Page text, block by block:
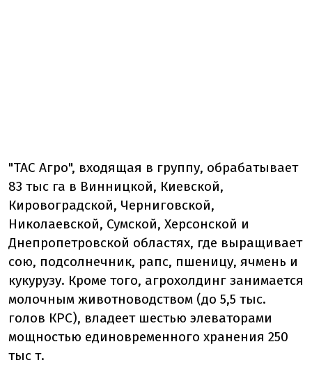
"ТАС Агро", входящая в группу, обрабатывает
83 тыс га в Винницкой, Киевской,
Кировоградской, Черниговской,
Николаевской, Сумской, Херсонской и
Днепропетровской областях, где выращивает
сою, подсолнечник, рапс, пшеницу, ячмень и
кукурузу. Кроме того, агрохолдинг занимается
молочным животноводством (до 5,5 тыс.
голов КРС), владеет шестью элеваторами
мощностью единовременного хранения 250
тыс т.